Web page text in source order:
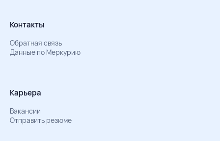
Контакты
Обратная связь
Данные по Меркурию
Карьера
Вакансии
Отправить резюме